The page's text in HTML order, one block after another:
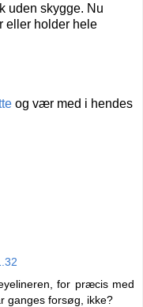
uden skygge. Nu
eller holder hele
og vær med i hendes
for præcis med
ganges forsøg, ikke?